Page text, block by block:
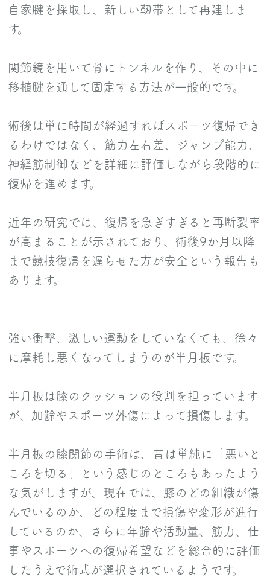
自家腱を採取し、新しい靭帯として再建しま
す。
関節鏡を用いて骨にトンネルを作り、その中に
移植腱を通して固定する方法が一般的です。
術後は単に時間が経過すればスポーツ復帰でき
るわけではなく、筋力左右差、ジャンプ能力、
神経筋制御などを詳細に評価しながら段階的に
復帰を進めます。
近年の研究では、復帰を急ぎすぎると再断裂率
が高まることが示されており、術後9か月以降
まで競技復帰を遅らせた方が安全という報告も
あります。
強い衝撃、激しい運動をしていなくても、徐々
に摩耗し悪くなってしまうのが半月板です。
半月板は膝のクッションの役割を担っています
が、加齢やスポーツ外傷によって損傷します。
半月板の膝関節の手術は、昔は単純に「悪いと
ころを切る」という感じのところもあったよう
な気がしますが、現在では、膝のどの組織が傷
んでいるのか、どの程度まで損傷や変形が進行
しているのか、さらに年齢や活動量、筋力、仕
事やスポーツへの復帰希望などを総合的に評価
したうえで術式が選択されているようです。